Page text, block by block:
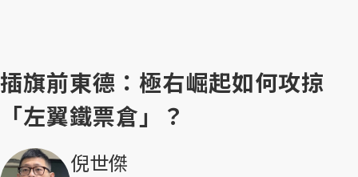
插旗前東德：極右崛起如何攻掠
「左翼鐵票倉」？
倪世傑